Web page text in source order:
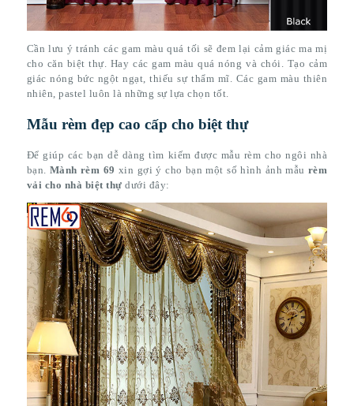
Cần lưu ý tránh các gam màu quá tối sẽ đem lại cảm giác ma mị
cho căn biệt thự. Hay các gam màu quá nóng và chói. Tạo cảm
giác nóng bức ngột ngạt, thiếu sự thẩm mĩ. Các gam màu thiên
nhiên, pastel luôn là những sự lựa chọn tốt.
Mẫu rèm đẹp cao cấp cho biệt thự
Để giúp các bạn dễ dàng tìm kiếm được mẫu rèm cho ngôi nhà
bạn. Mành rèm 69 xin gợi ý cho bạn một số hình ảnh mẫu rèm
vải cho nhà biệt thự dưới đây: